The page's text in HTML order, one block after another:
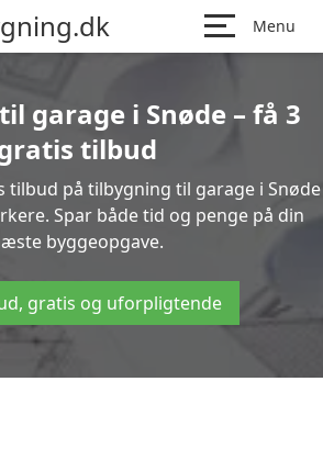
Menu
garage i Snøde – få 3
tilbud
tilbud på tilbygning til garage i Snøde
Spar både tid og penge på din
byggeopgave.
gratis og uforpligtende